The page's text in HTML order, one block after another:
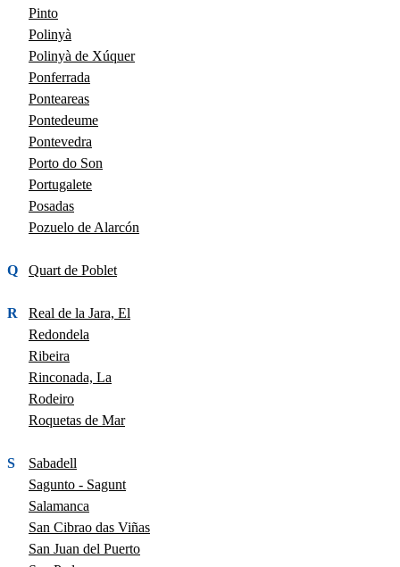
Pinto
Polinyà
Polinyà de Xúquer
Ponferrada
Ponteareas
Pontedeume
Pontevedra
Porto do Son
Portugalete
Posadas
Pozuelo de Alarcón
Q Quart de Poblet
R
Real de la Jara, El
Redondela
Ribeira
Rinconada, La
Rodeiro
Roquetas de Mar
S
Sabadell
Sagunto - Sagunt
Salamanca
San Cibrao das Viñas
San Juan del Puerto